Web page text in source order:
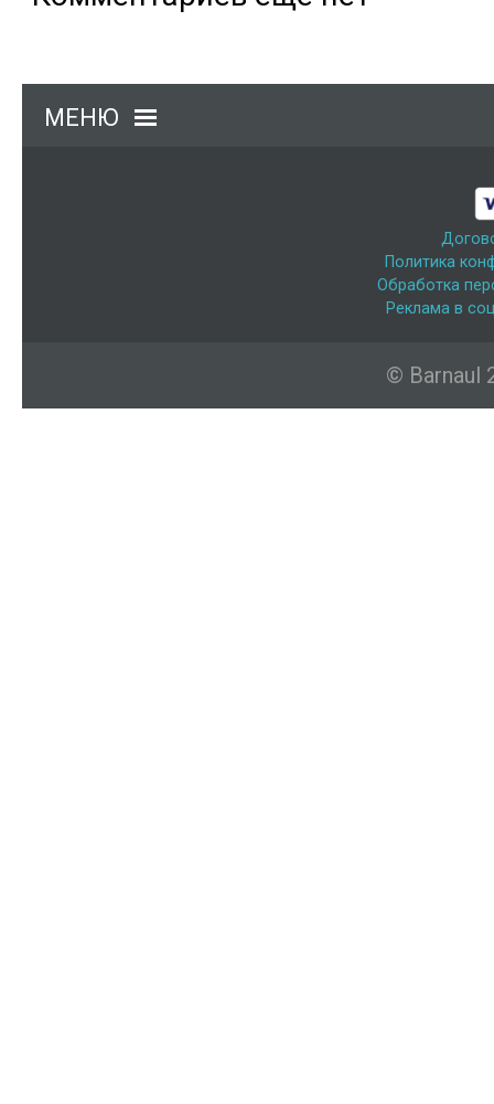
МЕНЮ
Политика
Обработка
Реклама в
© Barnaul